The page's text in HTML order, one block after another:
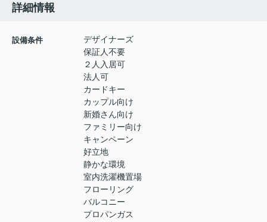
詳細情報
設備条件
デザイナーズ
保証人不要
２人入居可
法人可
カードキー
カップル向け
新婚さん向け
ファミリー向け
キャンペーン
好立地
静かな環境
室内洗濯機置場
フローリング
バルコニー
プロパンガス